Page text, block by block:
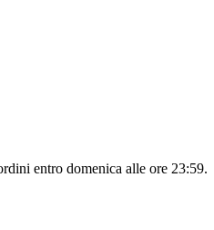
entro domenica alle ore 23:59.